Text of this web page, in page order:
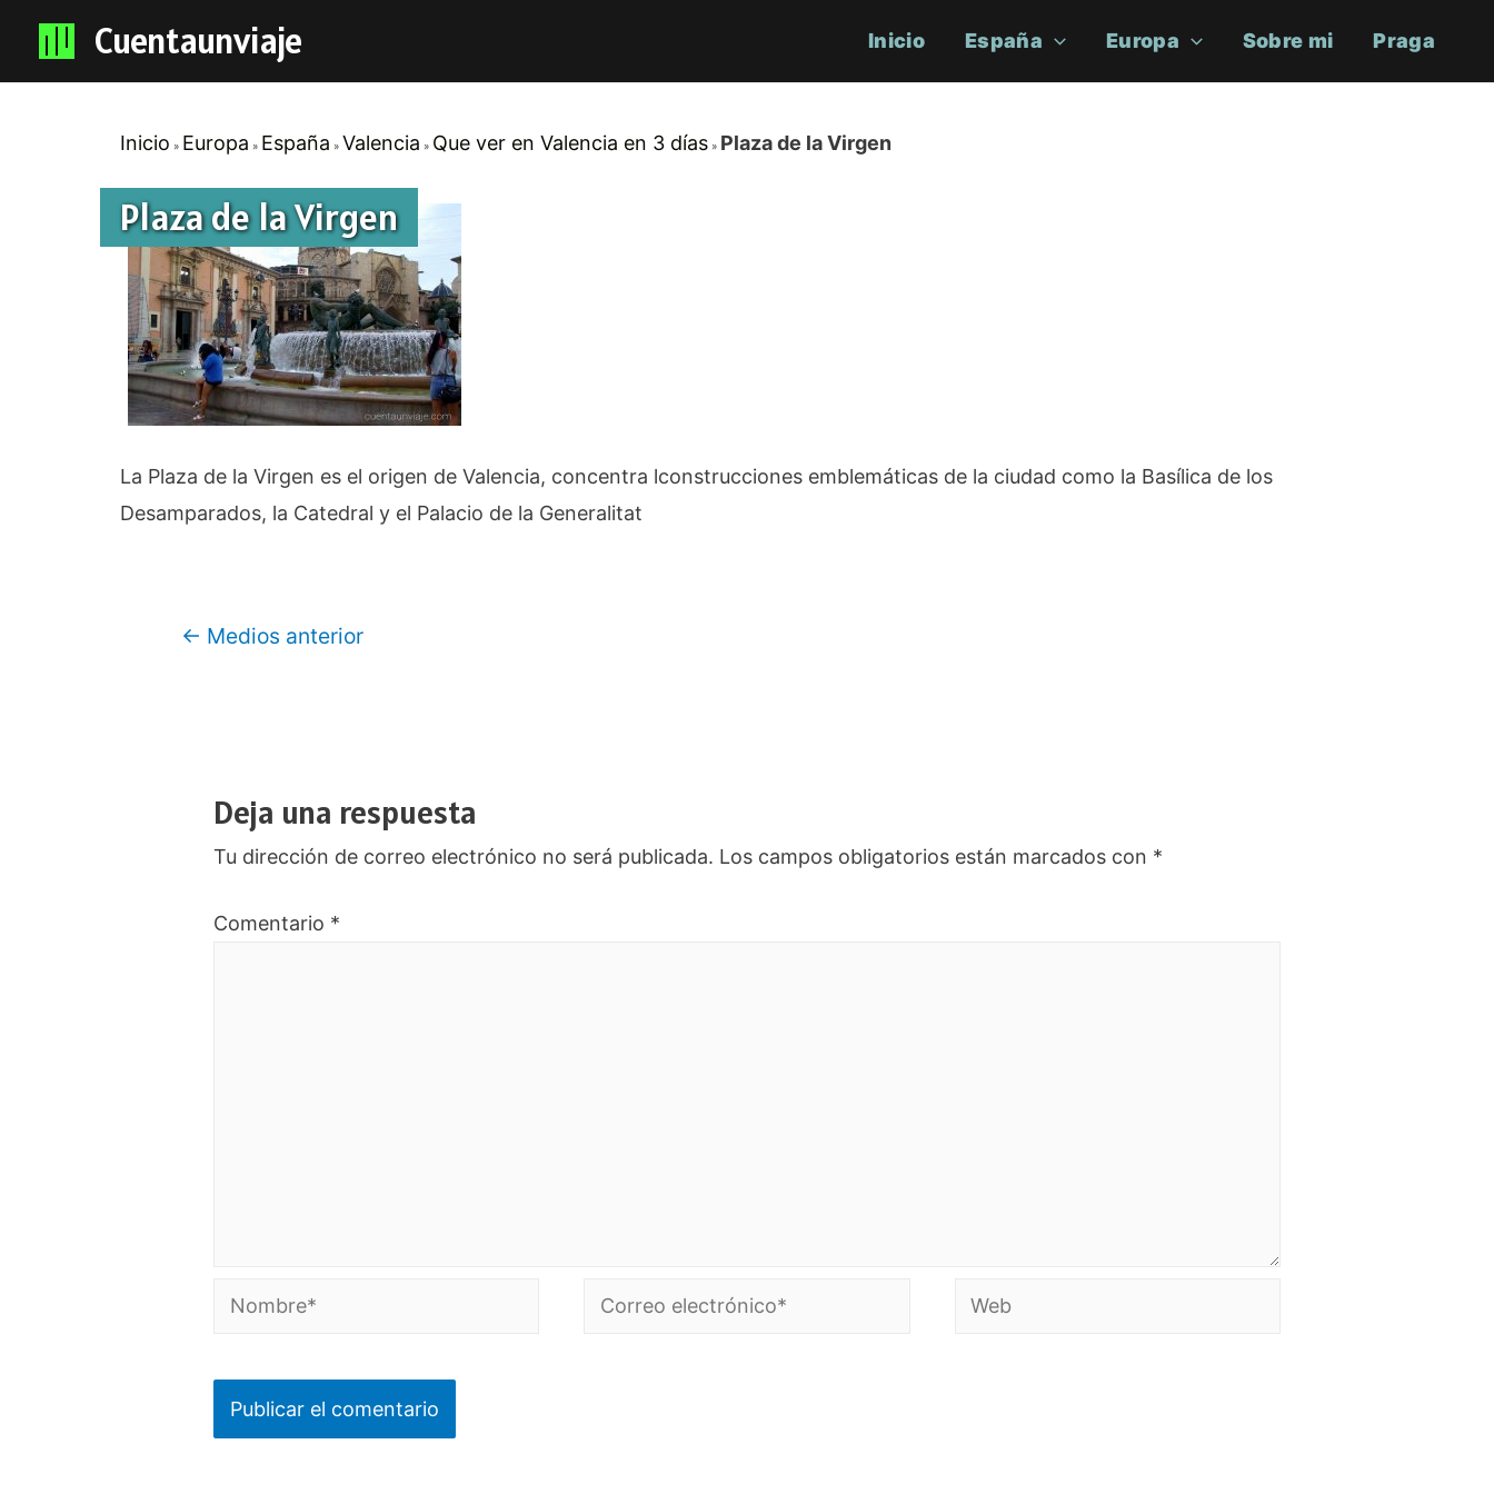
Cuentaunviaje Inicio España Europa Sobre mi Praga
Inicio Europa España Valencia Que ver en Valencia en 3 días Plaza de la Virgen
Plaza de la Virgen
La Plaza de la Virgen es el origen de Valencia, concentra lconstrucciones emblemáticas de la ciudad como la Basílica de los
Desamparados, la Catedral y el Palacio de la Generalitat
Navegación
← Medios anterior
Deja una respuesta
Tu dirección de correo electrónico no será publicada. Los campos obligatorios están marcados con *
Comentario *
Nombre*
Correo
Web